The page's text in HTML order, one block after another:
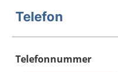
Telefon
Telefonnummer